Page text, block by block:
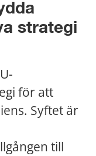
strategi
för att
Syftet är
till